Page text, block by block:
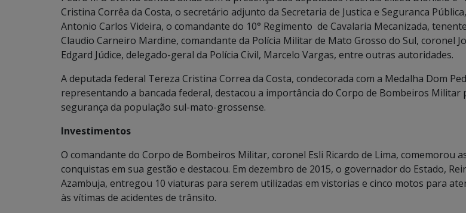
Cristina Corrêa da Costa, o secretário adjunto da Secretaria de Justica e Seguranca
Antonio Carlos Videira, o comandante do 10° Regimento de Cavalaria Mecanizada,
Claudio Carneiro Mardine, comandante da Polícia Militar de Mato Grosso do Sul, coronel
Edgard Júdice, delegado-geral da Polícia Civil, Marcelo Vargas, entre outras autoridades.
A deputada federal Tereza Cristina Correa da Costa, condecorada com a Medalha Dom
representando a bancada federal, destacou a importância do Corpo de Bombeiros Militar
segurança da população sul-mato-grossense.
Investimentos
O comandante do Corpo de Bombeiros Militar, coronel Esli Ricardo de Lima, comemorou
conquistas em sua gestão e destacou. Em dezembro de 2015, o governador do Estado,
Azambuja, entregou 10 viaturas para serem utilizadas em vistorias e cinco motos para
às vítimas de acidentes de trânsito.